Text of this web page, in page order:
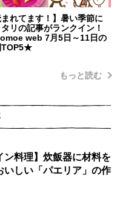
まれてます！】暑い季節に
タリの記事がランクイン！
web 7月5日～11日の
TOP5★
もっと読む
ン料理】炊飯器に材料を
いしい「パエリア」の作